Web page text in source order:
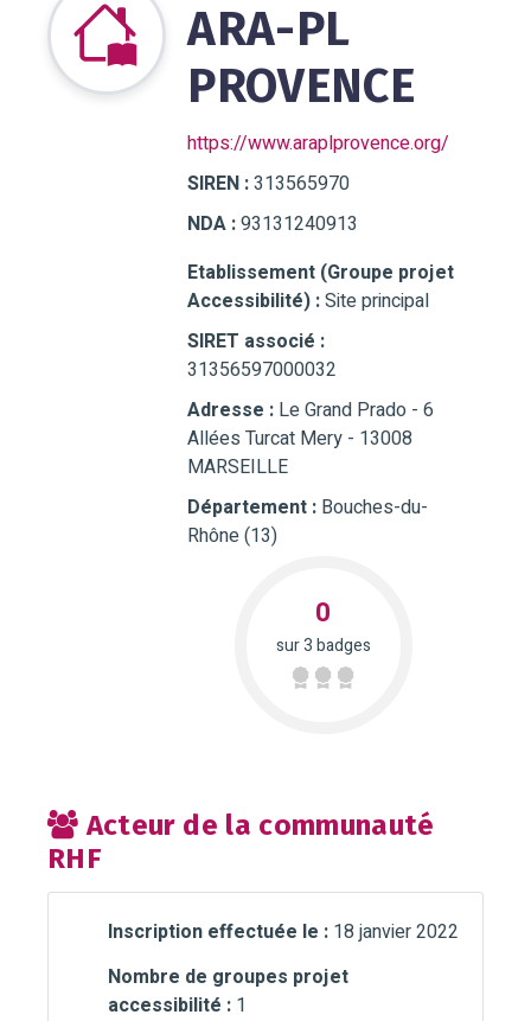
ARA-PL
PROVENCE
https://www.araplprovence.org/
SIREN :313565970
NDA :93131240913
Etablissement (Groupe projet
Accessibilité) :Site principal
SIRET associé :
31356597000032
Adresse : Le Grand Prado - 6
Allées Turcat Mery - 13008
MARSEILLE
Département : Bouches-du-
Rhône (13)
0
sur 3 badges
Acteur de la communauté
RHF
Inscription effectuée le : 18 janvier 2022
Nombre de groupes projet
accessibilité : 1